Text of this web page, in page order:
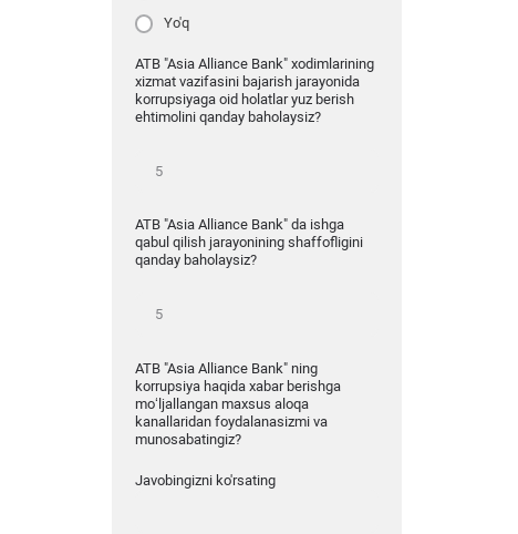
Yo'q
ATB "Asia Alliance Bank" xodimlarining
xizmat vazifasini bajarish jarayonida
korrupsiyaga oid holatlar yuz berish
ehtimolini qanday baholaysiz?
ATB "Asia Alliance Bank" da ishga
qabul qilish jarayonining shaffofligini
qanday baholaysiz?
ATB "Asia Alliance Bank" ning
korrupsiya haqida xabar berishga
mo‘ljallangan maxsus aloqa
kanallaridan foydalanasizmi va
munosabatingiz?
Javobingizni ko'rsating